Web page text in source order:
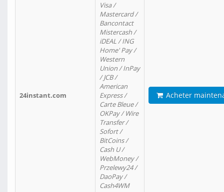
24instant.com
Visa /
Mastercard /
Bancontact
Mistercash /
iDEAL / ING
Home' Pay /
Western
Union / InPay
/ JCB /
American
Express /
Carte Bleue /
OKPay / Wire
Transfer /
Sofort /
BitCoins /
Cash U /
WebMoney /
Przelewy24 /
DaoPay /
Cash4WM
Acheter